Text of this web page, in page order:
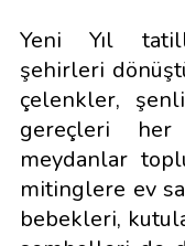
Yeni Yıl
şehirleri
çelenkler,
gereçleri
meydanlar
mitinglere ev
bebekleri,